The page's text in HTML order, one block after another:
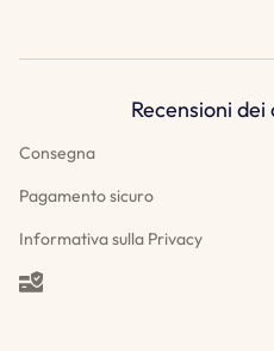
Cosa ci Distingue?
♡Anteprima dal vivo
: La nostra
consente di vedere esattamente
completamente soddisfatto del
♡Garanzia di incisione a vita
Consegna
Pagamento sicuro
Informativa sulla Privacy
Recensioni dei